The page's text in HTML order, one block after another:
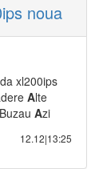
noua
xl200ips
Alte
Azi
12.12|13:25